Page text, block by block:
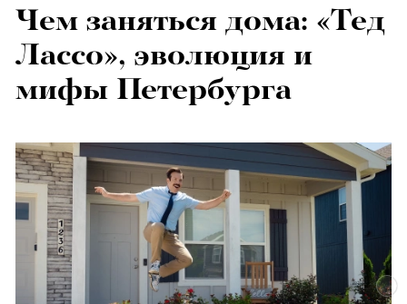
Чем заняться дома: «Тед
Лассо», эволюция и
мифы Петербурга